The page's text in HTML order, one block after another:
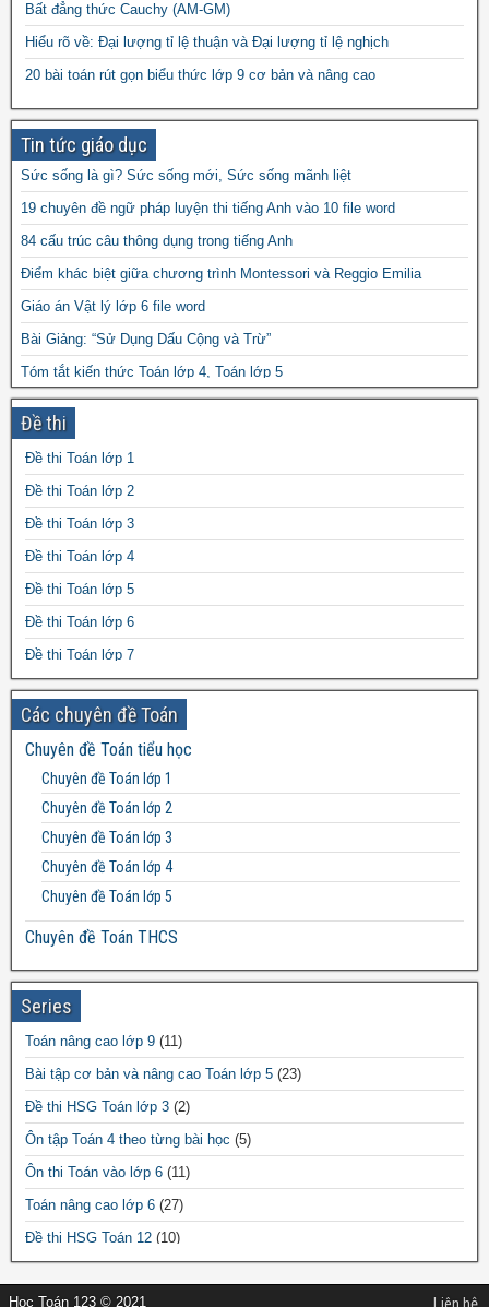
vào 10 môn toán năm 2022đề thi vào
10 môn toán năm 2023 đề thi vào 10 môn toán
năm 2024
Bất đẳng thức Cauchy (AM-GM)
Hiểu rõ về: Đại lượng tỉ lệ thuận và Đại lượng tỉ lệ nghịch
20 bài toán rút gọn biểu thức lớp 9 cơ bản và nâng cao
Tin tức giáo dục
Sức sống là gì? Sức sống mới, Sức sống mãnh liệt
19 chuyên đề ngữ pháp luyện thi tiếng Anh vào 10 file word
84 cấu trúc câu thông dụng trong tiếng Anh
Điểm khác biệt giữa chương trình Montessori và Reggio Emilia
Giáo án Vật lý lớp 6 file word
Bài Giảng: “Sử Dụng Dấu Cộng và Trừ”
Tóm tắt kiến thức Toán lớp 4, Toán lớp 5
Luyện viết tiếng Anh 3 Global Success tập 1+2
Bài ôn tập hè tiếng Việt 4 lên 5 file word có đáp án
Những bài văn mẫu hay lớp 3
Đề thi
Đề thi Toán lớp 1
Đề thi Toán lớp 2
Đề thi Toán lớp 3
Đề thi Toán lớp 4
Đề thi Toán lớp 5
Đề thi Toán lớp 6
Đề thi Toán lớp 7
Đề thi Toán lớp 8
Đề thi Toán lớp 9
Đề thi Toán lớp 10
Đề thi Toán lớp 11
Đề thi Toán lớp 12
Các chuyên đề Toán
Chuyên đề Toán tiểu học
Chuyên đề Toán lớp 1
Chuyên đề Toán lớp 2
Chuyên đề Toán lớp 3
Chuyên đề Toán lớp 4
Chuyên đề Toán lớp 5
Chuyên đề Toán THCS
Bất đẳng thức THCS
Chuyên đề Toán lớp 6
Chuyên đề Toán lớp 7
Chuyên đề Toán lớp 8
Chuyên đề Toán lớp 9
Chuyên đề Toán THPT
Chuyên đề Toán lớp 10
Chuyên đề Toán lớp 11
Chuyên đề Toán lớp 12
Series
Toán nâng cao lớp 9 (11)
Bài tập cơ bản và nâng cao Toán lớp 5 (23)
Đề thi HSG Toán lớp 3 (2)
Ôn tập Toán 4 theo từng bài học (5)
Ôn thi Toán vào lớp 6 (11)
Toán nâng cao lớp 6 (27)
Đề thi HSG Toán 12 (10)
Đề thi HSG Toán 6(44)
Học Toán 123 © 2021